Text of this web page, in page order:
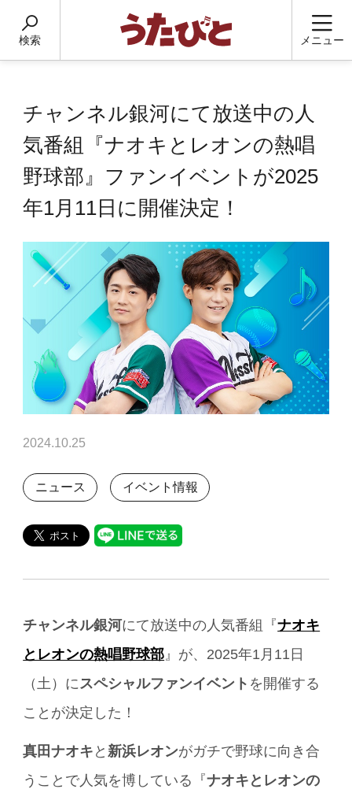
検索 メニュー
チャンネル銀河にて放送中の人
気番組『ナオキとレオンの熱唱
野球部』ファンイベントが2025
年1月11日に開催決定！
2024.10.25
ニュース イベント情報
チャンネル銀河にて放送中の人気番組『ナオキ
とレオンの熱唱野球部』が、2025年1月11日
（土）にスペシャルファンイベント を開催する
ことが決定した！
真田ナオキ と 新浜レオンがガチで野球に向き合
うことで人気を博している『ナオキとレオンの